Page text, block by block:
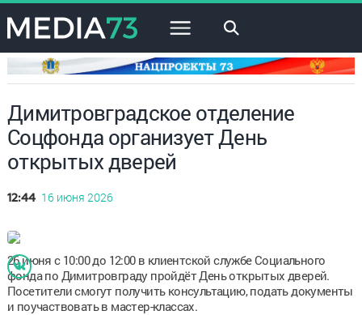
×
Димитровградское отделение
Соцфонда организует День
открытых дверей
12:44 16 июня 2026
26 июня с 10:00 до 12:00 в клиентской службе Социального
фонда по Димитровграду пройдёт День открытых дверей.
Посетители смогут получить консультацию, подать документы
и поучаствовать в мастер-классах.